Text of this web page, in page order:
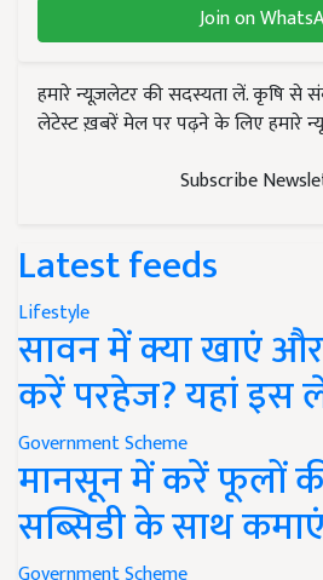
Join on
हमारे न्यूज़लेटर की सदस्यता लें. कृषि से
लेटेस्ट ख़बरें मेल पर पढ़ने के लिए हमारे
Subscribe
Latest feeds
Lifestyle
सावन में क्या खाएं
करें परहेज? यहां इस
Government Scheme
मानसून में करें फूलों
सब्सिडी के साथ